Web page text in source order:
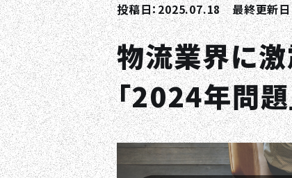
投稿日：2025.07.18 最終更新日
物流業界に激
「2024年問